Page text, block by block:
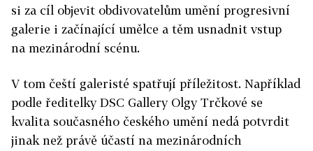
si za cíl objevit obdivovatelům umění progresivní
galerie i začínající umělce a těm usnadnit vstup
na mezinárodní scénu.
V tom čeští galeristé spatřují příležitost. Například
podle ředitelky DSC Gallery Olgy Trčkové se
kvalita současného českého umění nedá potvrdit
jinak než právě účastí na mezinárodních